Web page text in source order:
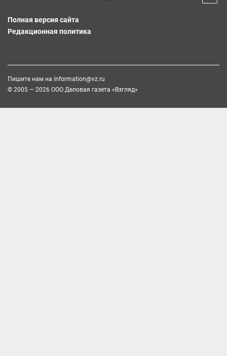
Полная версия сайта
Редакционная политика
Пишите нам на information@vz.ru
© 2005 — 2026 ООО Деловая газета «Взгляд»